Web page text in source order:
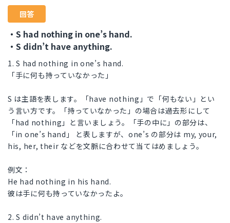
回答
・S had nothing in one’s hand.
・S didn’t have anything.
1. S had nothing in one’s hand.
「手に何も持っていなかった」
S は主語を表します。「have nothing」で「何もない」とい
う言い方です。「持っていなかった」の場合は過去形にして
「had nothing」と言いましょう。「手の中に」の部分は、
「in one’s hand」 と表しますが、one’s の部分は my, your,
his, her, their などを文脈に合わせて当てはめましょう。
例文：
He had nothing in his hand.
彼は手に何も持っていなかったよ。
2. S didn’t have anything.